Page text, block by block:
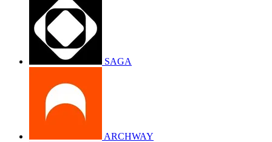
SAGA
ARCHWAY